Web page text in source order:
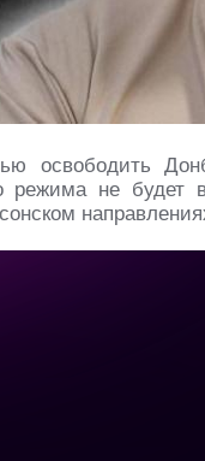
режима не будет